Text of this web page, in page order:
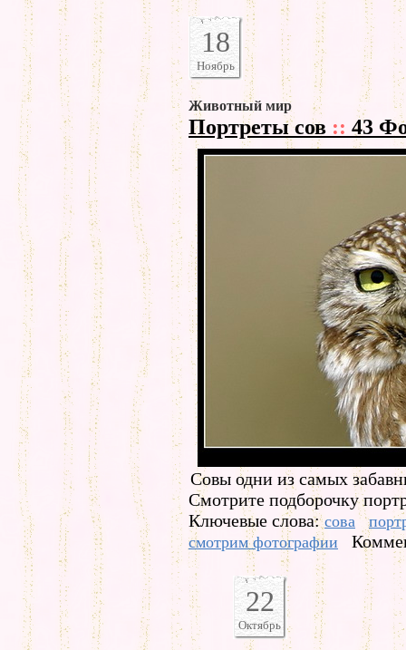
18
Ноябрь
Животный мир
Портреты сов :: 43
Совы одни из самых
Смотрите подборочку
Ключевые слова:сова
смотрим фотографии
22
Октябрь